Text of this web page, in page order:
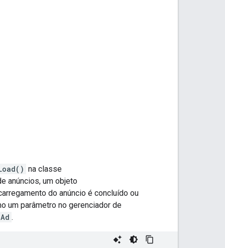
na classe
anúncios, um objeto
do anúncio é concluído ou
um parâmetro no gerenciador de
.